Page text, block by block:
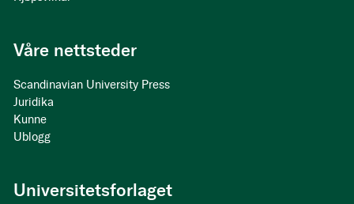
Våre nettsteder
Scandinavian University Press
Juridika
Kunne
Ublogg
Universitetsforlaget